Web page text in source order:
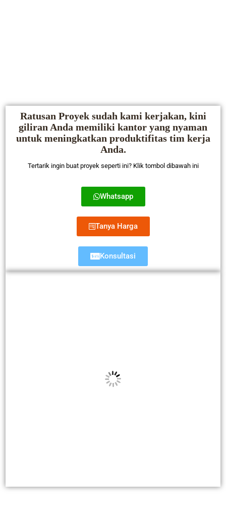
Ratusan Proyek sudah kami kerjakan, kini
giliran Anda memiliki kantor yang nyaman
untuk meningkatkan produktifitas tim kerja
Anda.
Tertarik ingin buat proyek seperti ini? Klik tombol dibawah ini
Whatsapp
Tanya Harga
Konsultasi